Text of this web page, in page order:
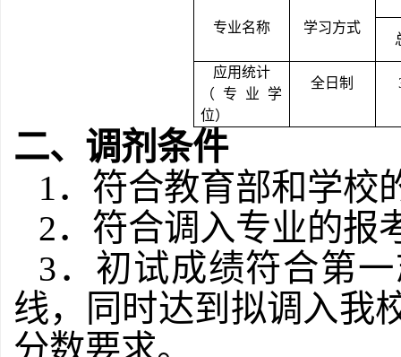
专业名称 学习方式
应用统计
（专业学
位）
全日制
二、调剂条件
1．符合教育部和学校
2．符合调入专业的报
3 ．初试成绩符合第
线，同时达到拟调入我